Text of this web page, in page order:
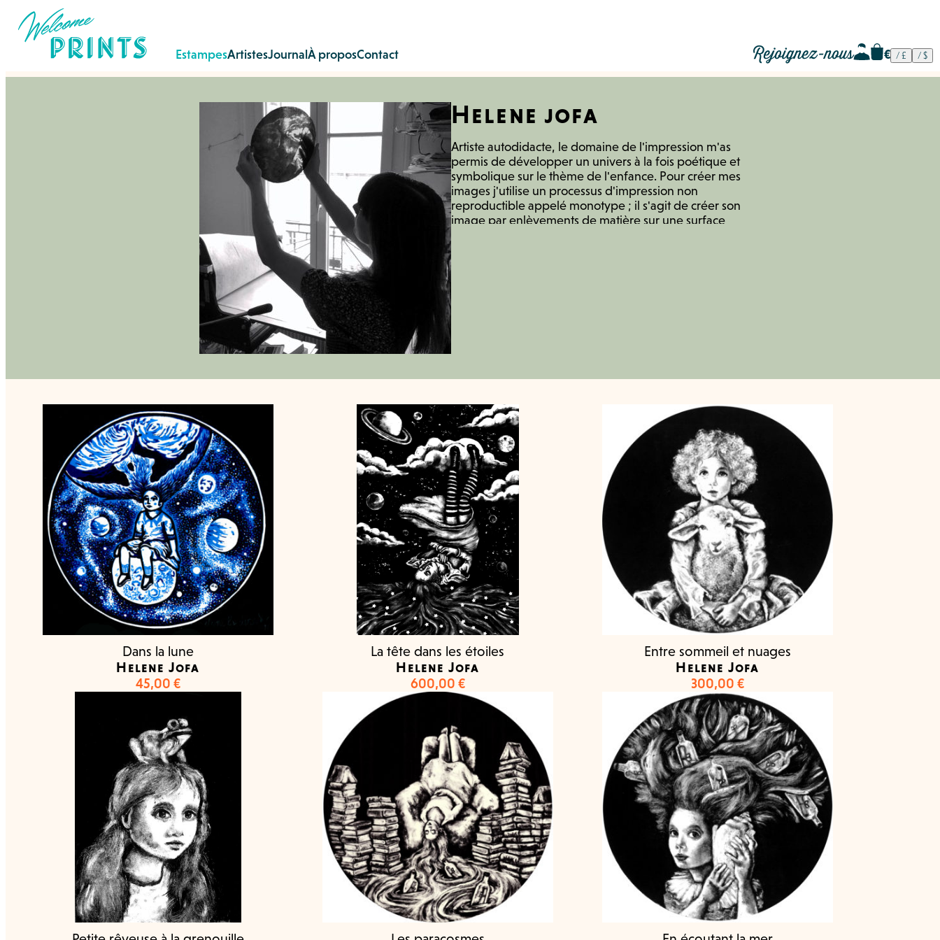
EstampesArtistesJournalÀ proposContact Rejoignez-nous
Helene jofa
Artiste autodidacte, le domaine de l'impression m'as
permis de développer un univers à la fois poétique et
symbolique sur le thème de l'enfance. Pour créer mes
images j'utilise un processus d'impression non
reproductible appelé monotype ; il s'agit de créer son
image par enlèvements de matière sur une surface
ensuite poser une feuille de papier sur celle-ci,
papier, sous la presse. Cette opération me permets
d'obtenir une seconde épreuve, trace de ma première
estampe mais inversée ; C'est le contre-type. Pour la
troisième il me suffit de reprendre la matrice déjà
imprimée pour passer ce qu'il reste d'encre sous la
presse. J'obtiens alors un « fantôme », copie de la
première estampe mais plus légére en encre et plus
évanescente.
Dans la lune
Helene Jofa
45,00 €
La tête dans les étoiles
Helene Jofa
600,00 €
Entre sommeil et nuages
Helene Jofa
300,00 €